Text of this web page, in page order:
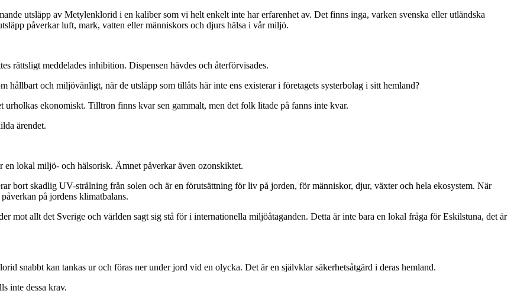
utsläpp av Metylenklorid i en kaliber som vi helt enkelt inte har erfarenhet av. Det finns inga, varken svenska eller utländska
påverkar luft, mark, vatten eller människors och djurs hälsa i vår miljö.
rättsligt meddelades inhibition. Dispensen hävdes och återförvisades.
hållbart och miljövänligt, när de utsläpp som tillåts här inte ens existerar i företagets systerbolag i sitt hemland?
ekonomiskt. Tilltron finns kvar sen gammalt, men det folk litade på fanns inte kvar.
ärendet.
lokal miljö- och hälsorisk. Ämnet påverkar även ozonskiktet.
bort skadlig UV-strålning från solen och är en förutsättning för liv på jorden, för människor, djur, växter och hela ekosystem. När
på jordens klimatbalans.
mot allt det Sverige och världen sagt sig stå för i internationella miljöåtaganden. Detta är inte bara en lokal fråga för Eskilstuna, det är
snabbt kan tankas ur och föras ner under jord vid en olycka. Det är en självklar säkerhetsåtgärd i deras hemland.
inte dessa krav.